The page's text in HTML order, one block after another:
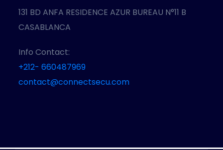
131 BD ANFA RESIDENCE AZUR BUREAU N°11 B
CASABLANCA
Info Contact:
+212- 660487969
contact@connectsecu.com